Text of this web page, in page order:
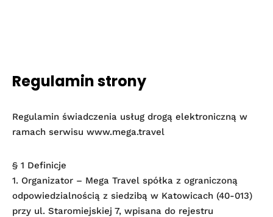
Regulamin strony
Regulamin świadczenia usług drogą elektroniczną w
ramach serwisu www.mega.travel
§ 1 Definicje
1. Organizator – Mega Travel spółka z ograniczoną
odpowiedzialnością z siedzibą w Katowicach (40-013)
przy ul. Staromiejskiej 7, wpisana do rejestru